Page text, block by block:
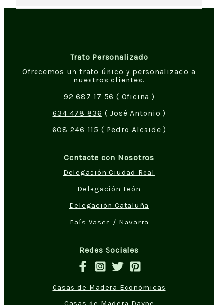
Trato Personalizado
Ofrecemos un trato único y personalizado a
nuestros clientes.
92 687 17 56 ( Oficina )
634 478 836 ( José Antonio )
608 246 115 ( Pedro Alcaide )
Contacte con Nosotros
Delegación Ciudad Real
Delegación León
Delegación Cataluña
País Vasco / Navarra
Redes Sociales
Casas de Madera Económicas
Casas de Madera Daype